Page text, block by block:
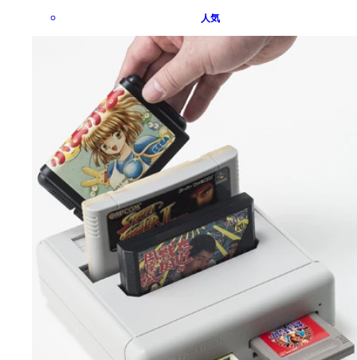
人気